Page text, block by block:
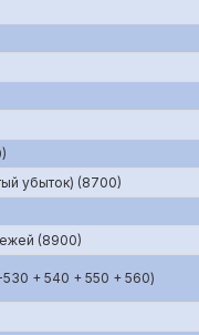
убыток) (8700)
(8900)
530 + 540 + 550 + 560)